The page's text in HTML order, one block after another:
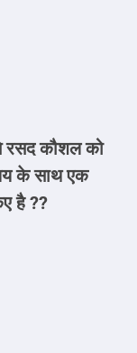
रसद कौशल को
के साथ एक
है ??